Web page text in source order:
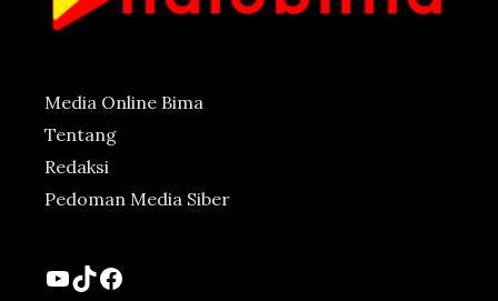
Media Online Bima
Tentang
Redaksi
Pedoman Media Siber
YouTube
TikTok
Facebook